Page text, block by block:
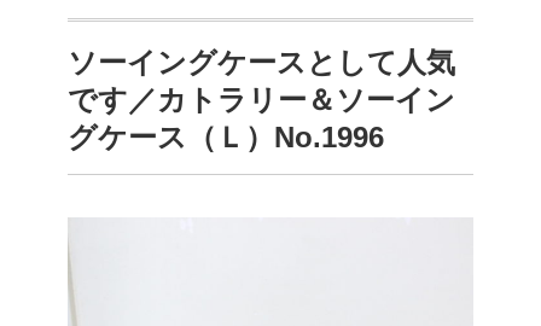
ソーイングケースとして人気
です／カトラリー＆ソーイン
グケース（Ｌ）No.1996